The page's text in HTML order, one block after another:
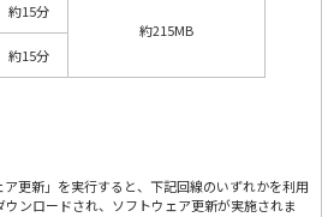
約15分
約215MB
約15分
更新」を実行すると、下記回線のいずれかを利用
ウンロードされ、ソフトウェア更新が実施されま